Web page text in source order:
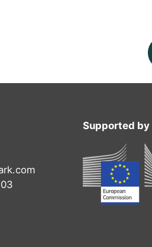
Supported by